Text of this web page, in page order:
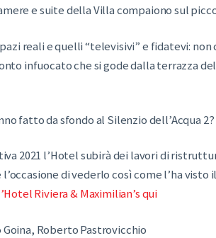
e suite della Villa compaiono sul
reali e quelli “televisivi” e fidatevi: non
infuocato che si gode dalla terrazza
fatto da sfondo al Silenzio dell’Acqua 2?
2021 l’Hotel subirà dei lavori di
di vederlo così come l’ha visto
Riviera & Maximilian’s qui
Roberto Pastrovicchio